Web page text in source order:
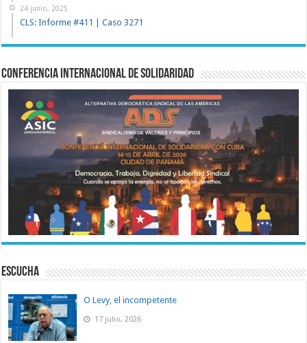
24 junio, 2025
CLS: Informe #411 | Caso 3271
Conferencia Internacional de Solidaridad
ESCUCHA
O Levy, el incompetente
17 julio, 2026